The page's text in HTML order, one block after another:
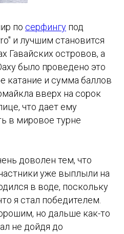
по серфингу под
и лучшим становится
Гавайских островов, а
было проведено это
катание и сумма баллов
вверх на сорок
что дает ему
в мировое турне
доволен тем, что
уже выплыли на
в воде, поскольку
я стал победителем.
но дальше как-то
не дойдя до